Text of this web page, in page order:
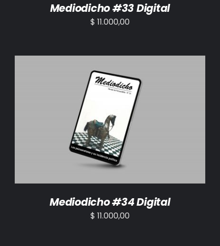
Mediodicho #33 Digital
$ 11.000,00
AÑADIR AL CARRITO /
Mediodicho #34 Digital
$ 11.000,00